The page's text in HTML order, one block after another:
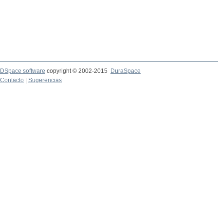
DSpace software copyright © 2002-2015
DuraSpace
Contacto
Sugerencias